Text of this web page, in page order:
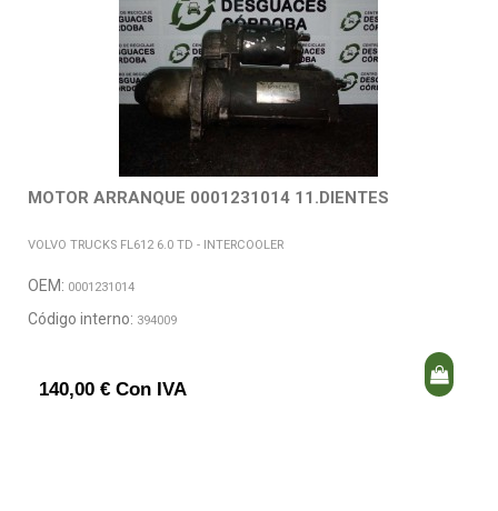
MOTOR ARRANQUE 0001231014 11.DIENTES
VOLVO TRUCKS FL612 6.0 TD - INTERCOOLER
OEM: 0001231014
Código interno: 394009
140,00 € Con IVA